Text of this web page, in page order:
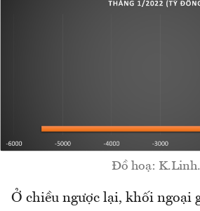
Đồ hoạ: K.Linh.
Ở chiều ngược lại, khối ngoại